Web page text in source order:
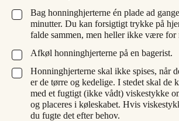
▢
Bag honninghjerterne én plade ad
minutter. Du kan forsigtigt trykke på
falde sammen, men heller ikke være for
▢
Afkøl honninghjerterne på en bagerist.
▢
Honninghjerterne skal ikke spises, når
er de tørre og kedelige. I stedet skal de
med et fugtigt (ikke vådt) viskestykke
og placeres i køleskabet. Hvis
du fugte det efter behov.